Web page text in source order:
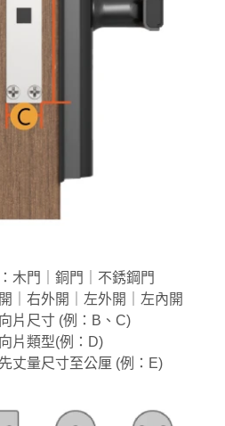
木門｜銅門｜不銹鋼門
｜右外開｜左外開｜左內開
片尺寸 (例：B、C)
片類型(例：D)
丈量尺寸至公厘 (例：E)